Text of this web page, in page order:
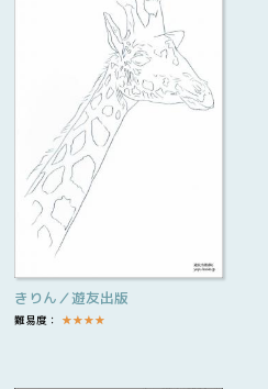
きりん／遊友出版
難易度： ★★★★